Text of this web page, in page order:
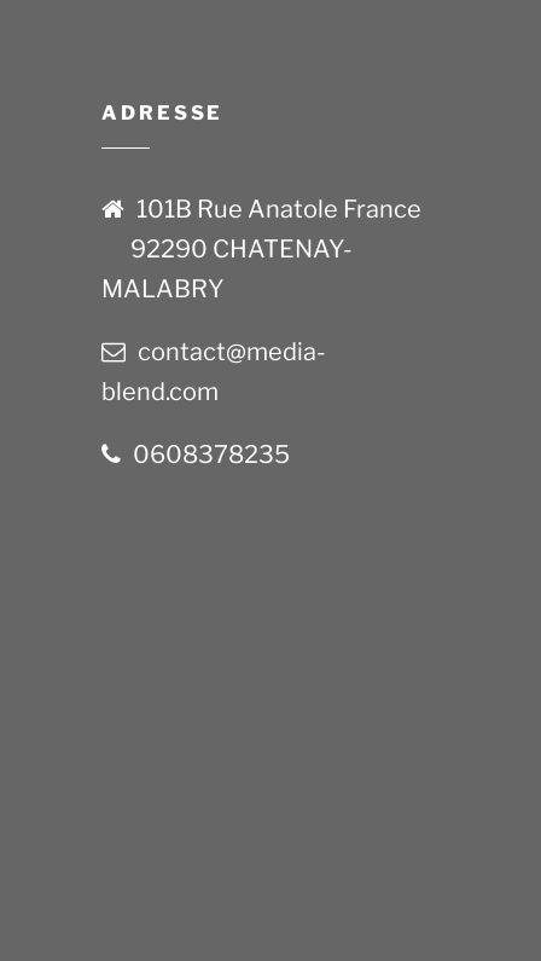
ADRESSE
101B Rue Anatole France
92290 CHATENAY-
MALABRY
contact@media-
blend.com
0608378235